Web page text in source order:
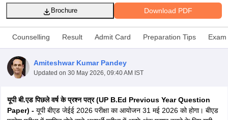
Download PDF
Brochure
Counselling Result Admit Card Preparation Tips
Amiteshwar Kumar Pandey
Updated on 30 May 2026, 09:40 AM IST
यूपी बी.एड पिछले वर्ष के प्रश्न पत्र (UP B.Ed Previous Year Question
Paper) -यूपी बीएड जेईई 2026 परीक्षा का आयोजन 31 मई 2026 को होगा। बीएड